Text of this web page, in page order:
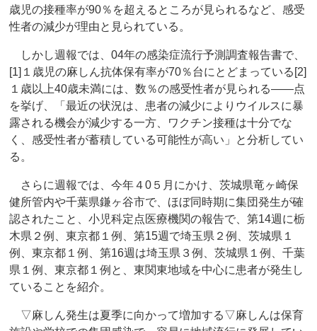
歳児の接種率が90％を超えるところが見られるなど、感受
性者の減少が理由と見られている。
しかし週報では、04年の感染症流行予測調査報告書で、
[1]１歳児の麻しん抗体保有率が70％台にとどまっている[2]
１歳以上40歳未満には、数％の感受性者が見られる――点
を挙げ、「最近の状況は、患者の減少によりウイルスに暴
露される機会が減少する一方、ワクチン接種は十分でな
く、感受性者が蓄積している可能性が高い」と分析してい
る。
さらに週報では、今年４0５月にかけ、茨城県竜ヶ崎保
健所管内や千葉県鎌ヶ谷市で、ほぼ同時期に集団発生が確
認されたこと、小児科定点医療機関の報告で、第14週に栃
木県２例、東京都１例、第15週で埼玉県２例、茨城県１
例、東京都１例、第16週は埼玉県３例、茨城県１例、千葉
県１例、東京都１例と、東関東地域を中心に患者が発生し
ていることを紹介。
▽麻しん発生は夏季に向かって増加する▽麻しんは保育